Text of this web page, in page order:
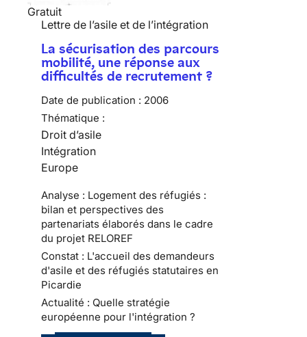
Gratuit
Lettre de l’asile et de l’intégration
La sécurisation des parcours
mobilité, une réponse aux
difficultés de recrutement ?
Date de publication : 2006
Thématique :
Droit d’asile
Intégration
Europe
Analyse : Logement des réfugiés :
bilan et perspectives des
partenariats élaborés dans le cadre
du projet RELOREF
Constat : L'accueil des demandeurs
d'asile et des réfugiés statutaires en
Picardie
Actualité : Quelle stratégie
européenne pour l'intégration ?